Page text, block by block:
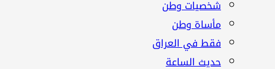
شخصيات وطن
مأساة وطن
فقط في العراق
حديث الساعة